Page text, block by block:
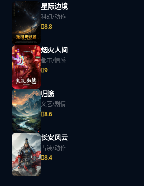
星际边境
科幻/动作
8.8
烟火人间
都市/情感
9
归途
文艺/剧情
8.6
长安风云
古装/动作
8.4